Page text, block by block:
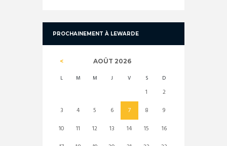
PROCHAINEMENT À LEWARDE
AOÛT 2026
L M M J V S D
1
2
3
4 5 6 7 8
9
10
11 12 13 14 15
16